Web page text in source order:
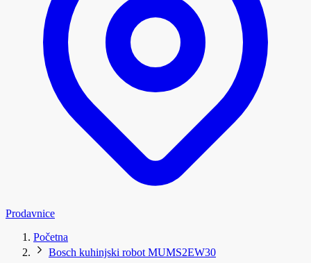
Prodavnice
Početna
Bosch kuhinjski robot MUMS2EW30